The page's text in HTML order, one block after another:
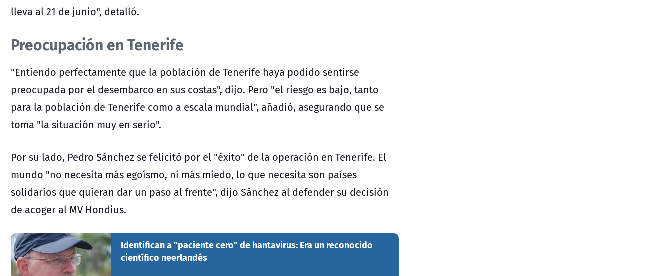
lleva al 21 de junio", detalló.
Preocupación en Tenerife
"Entiendo perfectamente que la población de Tenerife haya podido sentirse
preocupada por el desembarco en sus costas", dijo. Pero "el riesgo es bajo, tanto
para la población de Tenerife como a escala mundial", añadió, asegurando que se
toma "la situación muy en serio".
Por su lado, Pedro Sánchez se felicitó por el "éxito" de la operación en Tenerife. El
mundo "no necesita más egoísmo, ni más miedo, lo que necesita son países
solidarios que quieran dar un paso al frente", dijo Sánchez al defender su decisión
de acoger al MV Hondius.
Identifican a "paciente cero" de hantavirus: Era un reconocido
científico neerlandés